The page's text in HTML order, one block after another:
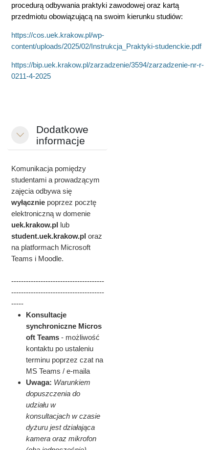
procedurą odbywania praktyki zawodowej oraz kartą
przedmiotu obowiązującą na swoim kierunku studiów:
https://cos.uek.krakow.pl/wp-
content/uploads/2025/02/Instrukcja_Praktyki-studenckie.pdf
https://bip.uek.krakow.pl/zarzadzenie/3594/zarzadzenie-nr-r-
0211-4-2025
Minimalizuj
Dodatkowe
informacje
Komunikacja pomiędzy
studentami a prowadzącym
zajęcia odbywa się
wyłączniepoprzez pocztę
elektroniczną w domenie
uek.krakow.pl lub
student.uek.krakow.pl oraz
na platformach Microsoft
Teams i Moodle.
--------------------------------------
--------------------------------------
-----
Konsultacje
synchroniczne Micros
oft Teams- możliwość
kontaktu po ustaleniu
terminu poprzez czat na
MS Teams / e-maila
Uwaga: Warunkiem
dopuszczenia do
udziału w
konsultacjach w czasie
dyżuru jest działająca
kamera oraz mikrofon